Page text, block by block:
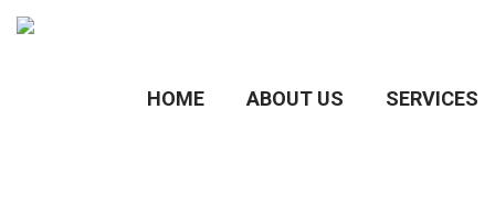
HOME ABOUT US SERVICES